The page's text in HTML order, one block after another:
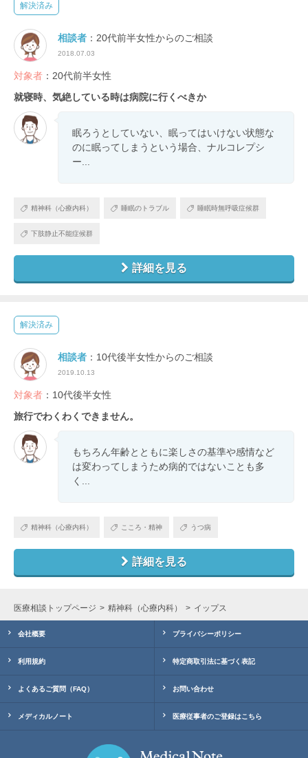
解決済み
相談者 ：20代前半女性からのご相談
2018.07.03
対象者 ：20代前半女性
就寝時、気絶している時は病院に行くべきか
眠ろうとしていない、眠ってはいけない状態な
のに眠ってしまうという場合、ナルコレプシ
ー...
精神科（心療内科） 睡眠のトラブル 睡眠時無呼吸症候群
下肢静止不能症候群
詳細を見る
解決済み
相談者 ：10代後半女性からのご相談
2019.10.13
対象者 ：10代後半女性
旅行でわくわくできません。
もちろん年齢とともに楽しさの基準や感情など
は変わってしまうため病的ではないことも多
く...
精神科（心療内科） こころ・精神 うつ病
詳細を見る
医療相談トップページ 精神科（心療内科） イップス
会社概要 プライバシーポリシー
利用規約 特定商取引法に基づく表記
よくあるご質問（FAQ） お問い合わせ
メディカルノート 医療従事者のご登録はこちら